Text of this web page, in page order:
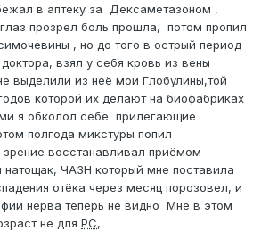
в аптеку за Дексаметазоном ,
прозрел боль прошла, потом пропил
, но до того в острый период
взял у себя кровь из вены
выделили из неё мои Глобулины,той
которой их делают на биофабриках
я обколол себе прилегающие
полгода микстуры попил
восстанавливал приёмом
натощак, ЧАЗН который мне поставила
отёка через месяц порозовел, и
нерва теперь не видно Мне в этом
не для РС,